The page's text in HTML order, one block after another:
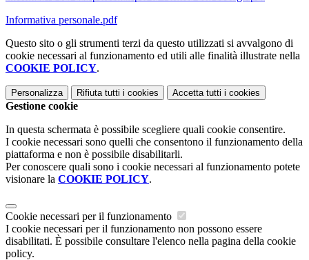
Informativa personale.pdf
Questo sito o gli strumenti terzi da questo utilizzati si avvalgono di
cookie necessari al funzionamento ed utili alle finalità illustrate nella
COOKIE POLICY.
Personalizza Rifiuta tutti i cookies Accetta tutti i cookies
Gestione cookie
In questa schermata è possibile scegliere quali cookie consentire.
I cookie necessari sono quelli che consentono il funzionamento della
piattaforma e non è possibile disabilitarli.
Per conoscere quali sono i cookie necessari al funzionamento potete
visionare la COOKIE POLICY.
Cookie necessari per il funzionamento
I cookie necessari per il funzionamento non possono essere
disabilitati. È possibile consultare l'elenco nella pagina della cookie
policy.